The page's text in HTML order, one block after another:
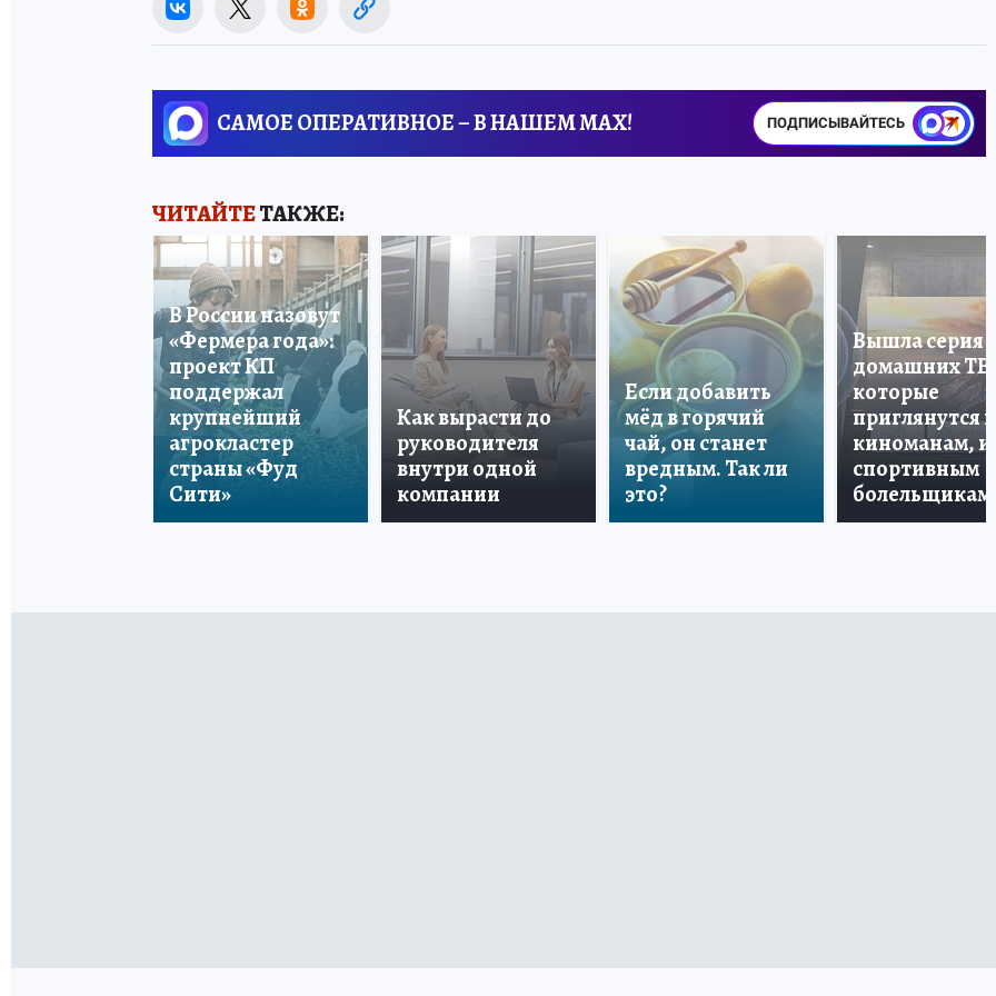
САМОЕ ОПЕРАТИВНОЕ – В НАШЕМ MAX! ПОДПИСЫВАЙТЕСЬ
ЧИТАЙТЕТАКЖЕ:
В России назовут
«Фермера года»:
проект КП
поддержал
крупнейший
агрокластер
страны «Фуд
Сити»
Как вырасти до
руководителя
внутри одной
компании
Если добавить
мёд в горячий
чай, он станет
вредным. Так ли
это?
Вышла серия
домашних ТВ,
которые
приглянутся и
киноманам, и
спортивным
болельщикам